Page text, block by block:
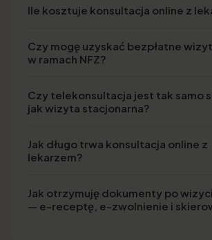
Ile kosztuje konsultacja online z
Czy mogę uzyskać bezpłatne
w ramach NFZ?
Czy telekonsultacja jest tak samo
jak wizyta stacjonarna?
Jak długo trwa konsultacja online z
lekarzem?
Jak otrzymuję dokumenty po
— e-receptę, e-zwolnienie i